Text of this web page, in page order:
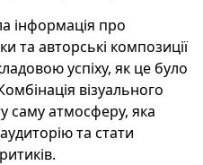
інформація про
та авторські композиції
успіху, як це було
візуального
саму атмосферу, яка
та стати